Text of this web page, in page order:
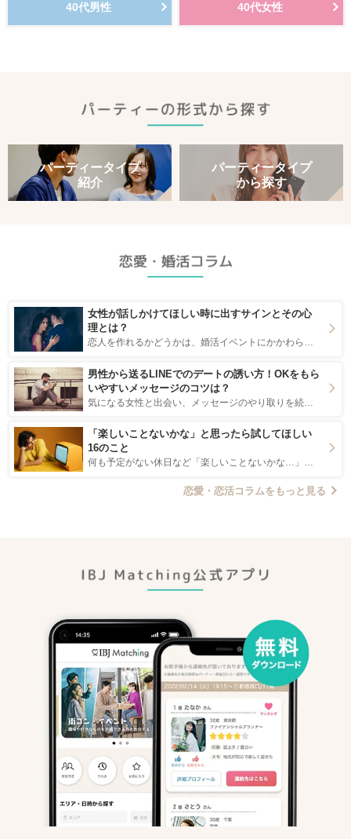
40代男性 40代女性
パーティータイプ
紹介
パーティータイプ
から探す
女性が話しかけてほしい時に出すサインとその心
理とは？
恋人を作れるかどうかは、婚活イベントにかかわらず職場や飲み会の場で女性が話しかけて欲しい時に出すサインに、早く気づいてアプローチできるかにも左右されます。 これから恋人作りを本格的に始めようとしている方は、女性が異性を求めて出すサインをしっかりと理解し、正しい行動に移せるかどうかが重要。 この記事では、女性が話しかけて欲しい時に出すサインとその心理を詳しく解説した後、婚活イベントで実際にサインを受け取った場合にどのような行動に繋げるべきかをご紹介していきます。
男性から送るLINEでのデートの誘い方！OKをもら
いやすいメッセージのコツは？
「楽しいことないかな」と思ったら試してほしい
16のこと
何も予定がない休日など「楽しいことないかな…」と感じたことがある人もいるのでは？ 日常が退屈に感じるなら、いますぐ楽しいことを始めましょう！ いますぐ楽しい気分になれる対処法から、恋愛・自分磨き・趣味などジャンル別の楽しいことまで、16の楽しいことアイデアを集めました♪ いままさに楽しいことを探している方は必見です。
恋愛・恋活コラムをもっと見る